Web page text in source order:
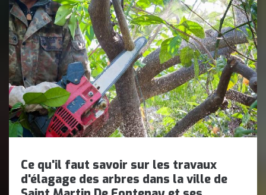
Ce qu'il faut savoir sur les travaux
d'élagage des arbres dans la ville de